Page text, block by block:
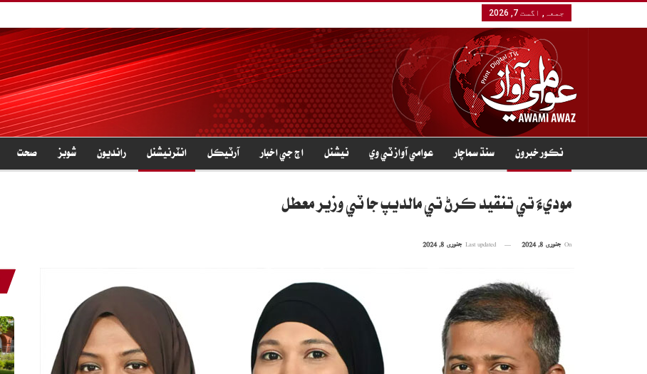
جمعہ, اگست 7, 2026
نڪور خبرون سنڌ سماچار عوامي آواز ٽي وي نيشنل اڄ جي اخبار آرٽيڪل انٽرنيشنل رانديون شوبز صحت
موديءَ تي تنقيد ڪرڻ تي مالديپ جا ٽي وزير معطل